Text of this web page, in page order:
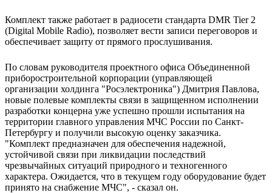
Комплект также работает в радиосети стандарта DMR Tier 2
(Digital Mobile Radio), позволяет вести записи переговоров и
обеспечивает защиту от прямого прослушивания.
По словам руководителя проектного офиса Объединенной
приборостроительной корпорации (управляющей
организации холдинга "Росэлектроника") Дмитрия Павлова,
новые полевые комплекты связи в защищенном исполнении
разработки концерна уже успешно прошли испытания на
территории главного управления МЧС России по Санкт-
Петербургу и получили высокую оценку заказчика.
"Комплект предназначен для обеспечения надежной,
устойчивой связи при ликвидации последствий
чрезвычайных ситуаций природного и техногенного
характера. Ожидается, что в текущем году оборудование будет
принято на снабжение МЧС", - сказал он.